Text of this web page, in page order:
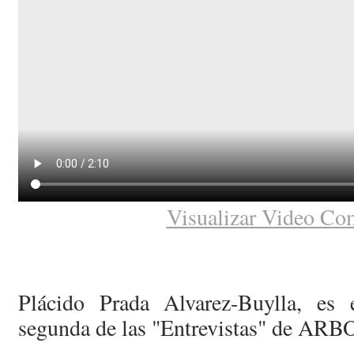
Visualizar Video
Plácido Prada Alvarez-Buylla,
segunda de las "Entrevistas" de